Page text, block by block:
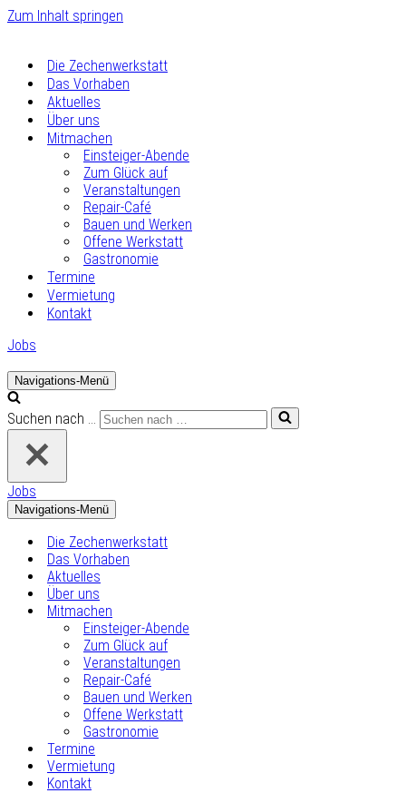
Zum Inhalt springen
Die Zechenwerkstatt
Das Vorhaben
Aktuelles
Über uns
Mitmachen
Einsteiger-Abende
Zum Glück auf
Veranstaltungen
Repair-Café
Bauen und Werken
Offene Werkstatt
Gastronomie
Termine
Vermietung
Kontakt
Jobs
Navigations-Menü
Suchen nach …
Jobs
Navigations-Menü
Die Zechenwerkstatt
Das Vorhaben
Aktuelles
Über uns
Mitmachen
Einsteiger-Abende
Zum Glück auf
Veranstaltungen
Repair-Café
Bauen und Werken
Offene Werkstatt
Gastronomie
Termine
Vermietung
Kontakt